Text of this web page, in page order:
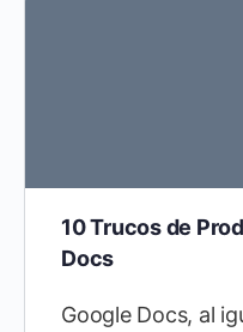
10 Trucos de
Docs
Google Docs, al